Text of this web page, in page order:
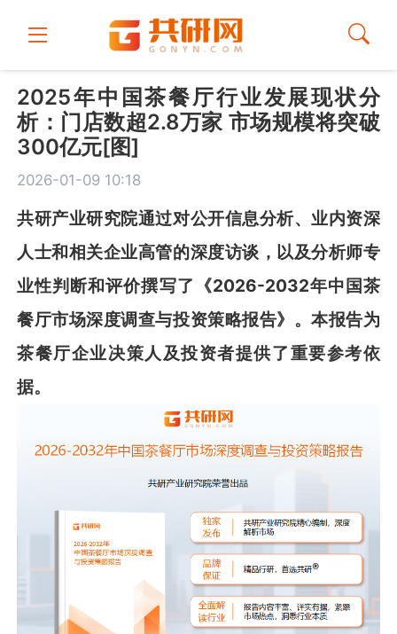
2025年中国茶餐厅行业发展现状分
析：门店数超2.8万家 市场规模将突破
300亿元[图]
2026-01-09 10:18
共研产业研究院通过对公开信息分析、业内资深
人士和相关企业高管的深度访谈，以及分析师专
业性判断和评价撰写了《2026-2032年中国茶
餐厅市场深度调查与投资策略报告》 。本报告为
茶餐厅企业决策人及投资者提供了重要参考依
据。